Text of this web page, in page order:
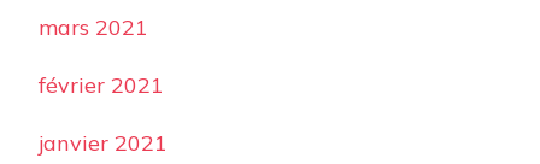
mars 2021
février 2021
janvier 2021